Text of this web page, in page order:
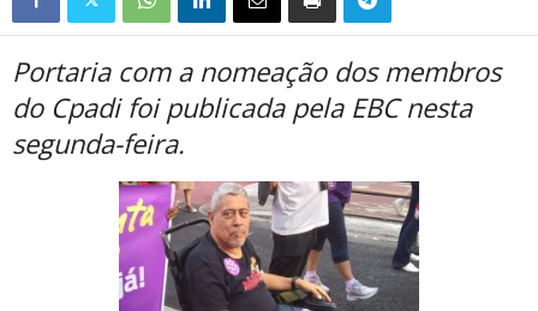
Portaria com a nomeação dos membros
do Cpadi foi publicada pela EBC nesta
segunda-feira.